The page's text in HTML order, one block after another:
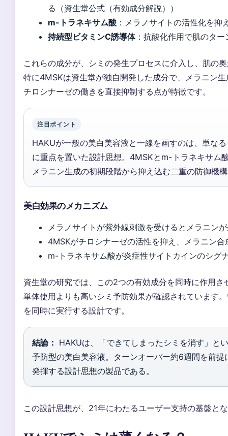
る（資生堂公式（有効成分解説））
m-トラネキサム酸 ：メラノサイトの活性化を
持続型ビタミンC誘導体：抗酸化作用で肌のタ
これらの成分が、シミの発生プロセスに介入し、肌の
特に4MSKは資生堂が独自開発した成分で、メラニン
チロシナーゼの働きを直接抑制する点が特徴です。
注目ポイント
HAKUが一般の美白美容液と一線を画すのは、単な
に重点を置いた設計思想。4MSKとm-トラネキサム
メラニン生成の初期段階から抑え込む二重の防御機
美白効果のメカニズム
メラノサイトが紫外線刺激を受けるとメラニン
4MSKがチロシナーゼの活性を抑え、メラニン合
m-トラネキサム酸が炎症性サイトカインのシグ
資生堂の研究では、この2つの有効成分を同時に作用さ
単体使用よりも高いシミ予防効果が確認されています
を同時に実行する設計です。
結論： HAKUは、「できてしまったシミを消す」と
予防型の美白美容液。ターンオーバー約6週間を前
発揮する設計思想の製品である。
この設計思想が、21年にわたるユーザー支持の基盤と